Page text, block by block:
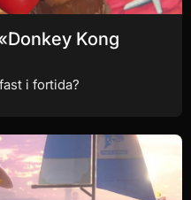
Kong
i fortida?